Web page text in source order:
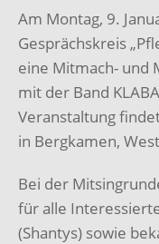
Am Montag, 9.
Gesprächskreis
eine Mitmach- und
mit der Band
Veranstaltung
in Bergkamen,
Bei der
für alle
(Shantys) sowie